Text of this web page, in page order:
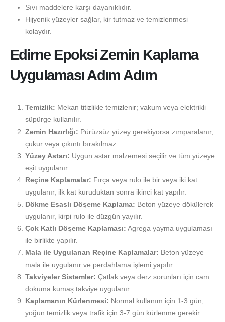
Sıvı maddelere karşı dayanıklıdır.
Hijyenik yüzeyler sağlar, kir tutmaz ve temizlenmesi
kolaydır.
Edirne Epoksi Zemin Kaplama
Uygulaması Adım Adım
Temizlik: Mekan titizlikle temizlenir; vakum veya elektrikli
süpürge kullanılır.
Zemin Hazırlığı: Pürüzsüz yüzey gerekiyorsa zımparalanır,
çukur veya çıkıntı bırakılmaz.
Yüzey Astarı: Uygun astar malzemesi seçilir ve tüm yüzeye
eşit uygulanır.
Reçine Kaplamalar: Fırça veya rulo ile bir veya iki kat
uygulanır, ilk kat kuruduktan sonra ikinci kat yapılır.
Dökme Esaslı Döşeme Kaplama: Beton yüzeye dökülerek
uygulanır, kirpi rulo ile düzgün yayılır.
Çok Katlı Döşeme Kaplaması: Agrega yayma uygulaması
ile birlikte yapılır.
Mala ile Uygulanan Reçine Kaplamalar: Beton yüzeye
mala ile uygulanır ve perdahlama işlemi yapılır.
Takviyeler Sistemler: Çatlak veya derz sorunları için cam
dokuma kumaş takviye uygulanır.
Kaplamanın Kürlenmesi: Normal kullanım için 1-3 gün,
yoğun temizlik veya trafik için 3-7 gün kürlenme gerekir.